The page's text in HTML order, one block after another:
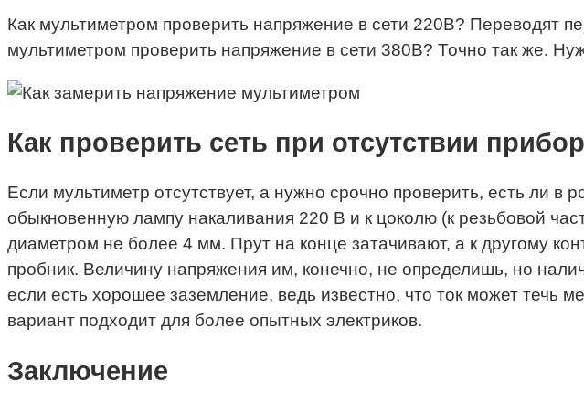
Как мультиметром проверить напряжение в сети 220В? Переводят
мультиметром проверить напряжение в сети 380В? Точно так же.
Как проверить сеть при отсутствии
Если мультиметр отсутствует, а нужно срочно проверить, есть ли
обыкновенную лампу накаливания 220 В и к цоколю (к резьбовой
диаметром не более 4 мм. Прут на конце затачивают, а к другому
пробник. Величину напряжения им, конечно, не определишь, но
если есть хорошее заземление, ведь известно, что ток может течь
вариант подходит для более опытных электриков.
Заключение